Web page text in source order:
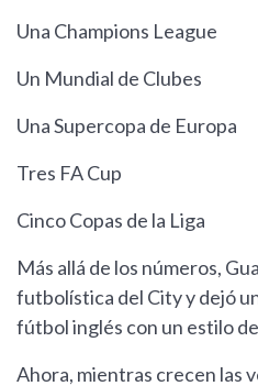
Una Champions League
Un Mundial de Clubes
Una Supercopa de Europa
Tres FA Cup
Cinco Copas de la Liga
Más allá de los números,
futbolística del City y dejó
fútbol inglés con un estilo
Ahora, mientras crecen las